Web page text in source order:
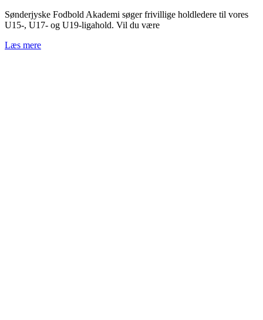
Sønderjyske Fodbold Akademi søger frivillige holdledere til vores
U15-, U17- og U19-ligahold. Vil du være
Læs mere